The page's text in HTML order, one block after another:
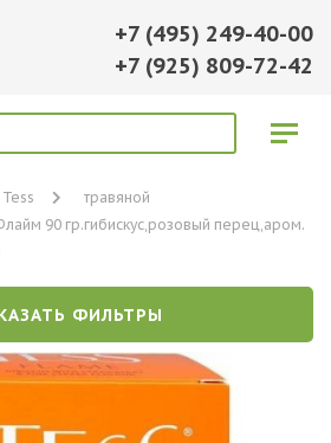
+7 (495) 249-40-00
+7 (925) 809-72-42
Tess
травяной
90 гр.гибискус,розовый перец,аром.
ФИЛЬТРЫ